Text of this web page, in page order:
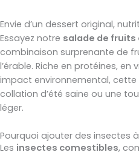
Envie d’un dessert original,
Essayez notre salade de fruits
combinaison surprenante de
l’érable. Riche en protéines, en
impact environnemental,
collation d’été saine ou une
léger.
Pourquoi ajouter des insectes
Les insectes comestibles,